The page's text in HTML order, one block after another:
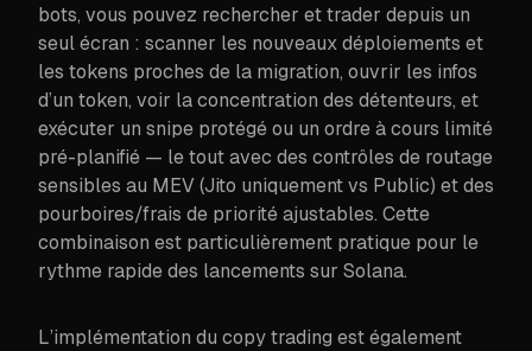
bots, vous pouvez rechercher et trader depuis un
seul écran : scanner les nouveaux déploiements et
les tokens proches de la migration, ouvrir les infos
d’un token, voir la concentration des détenteurs, et
exécuter un snipe protégé ou un ordre à cours limité
pré-planifié — le tout avec des contrôles de routage
sensibles au MEV (Jito uniquement vs Public) et des
pourboires/frais de priorité ajustables. Cette
combinaison est particulièrement pratique pour le
rythme rapide des lancements sur Solana.
L’implémentation du copy trading est également